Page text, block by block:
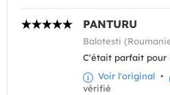
PANTURU
Balotesti
C'était parfait pour
Voir l'original •
vérifié